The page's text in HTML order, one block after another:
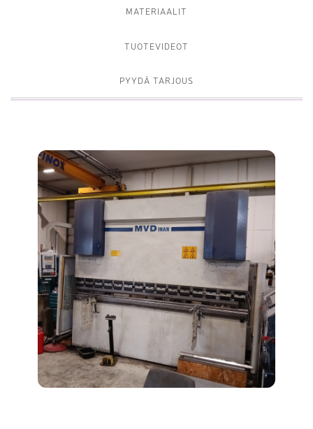
MATERIAALIT
TUOTEVIDEOT
PYYDÄ TARJOUS